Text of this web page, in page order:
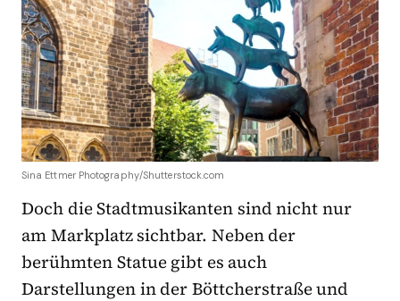
Sina Ettmer Photography/Shutterstock.com
Doch die Stadtmusikanten sind nicht nur
am Markplatz sichtbar. Neben der
berühmten Statue gibt es auch
Darstellungen in der Böttcherstraße und